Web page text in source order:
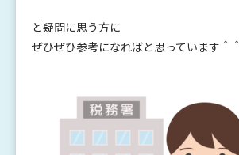
と疑問に思う方に
ぜひぜひ参考になればと思っています＾＾